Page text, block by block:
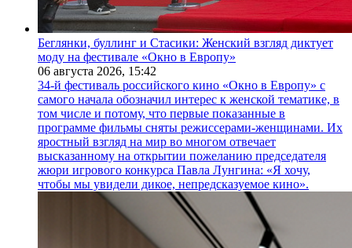
Беглянки, буллинг и Стасики: Женский взгляд диктует
моду на фестивале «Окно в Европу»
06 августа 2026, 15:42
34-й фестиваль российского кино «Окно в Европу» с
самого начала обозначил интерес к женской тематике, в
том числе и потому, что первые показанные в
программе фильмы сняты режиссерами-женщинами. Их
яростный взгляд на мир во многом отвечает
высказанному на открытии пожеланию председателя
жюри игрового конкурса Павла Лунгина: «Я хочу,
чтобы мы увидели дикое, непредсказуемое кино».